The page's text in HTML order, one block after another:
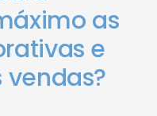
as
e